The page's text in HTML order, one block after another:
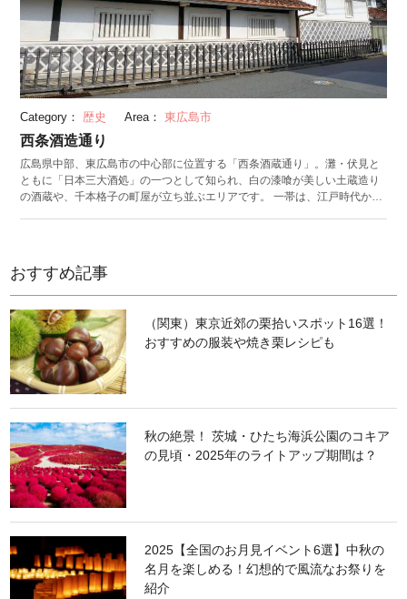
Category： 歴史 Area： 東広島市
西条酒造通り
広島県中部、東広島市の中心部に位置する「西条酒蔵通り」。灘・伏見と
ともに「日本三大酒処」の一つとして知られ、白の漆喰が美しい土蔵造り
の酒蔵や、千本格子の町屋が立ち並ぶエリアです。 一帯は、江戸時代から
ルなのだそう。 土・日曜、祝日には、酒蔵を一般開放。日本酒好きにはも
ちろん、お酒が飲めない人にも、各酒蔵が仕込みに使う井戸水を提供。利
き酒ならぬ利き水を楽しみながら散策ができるでしょう。 観光案内所や各
種掲示、まちなかトイレも充実しており、街歩きには抜群の環境です。
おすすめ記事
（関東）東京近郊の栗拾いスポット16選！
おすすめの服装や焼き栗レシピも
秋の絶景！ 茨城・ひたち海浜公園のコキア
の見頃・2025年のライトアップ期間は？
2025【全国のお月見イベント6選】中秋の
名月を楽しめる！幻想的で風流なお祭りを
紹介